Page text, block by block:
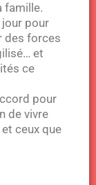
famille.
jour pour
des forces
et
ce
pour
de vivre
ceux que